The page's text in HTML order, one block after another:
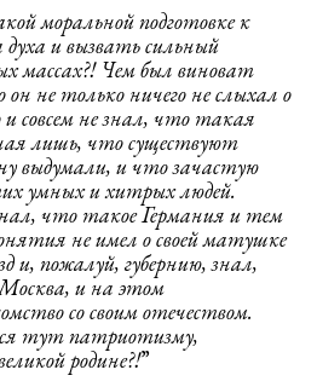
моральной подготовке к
и вызвать сильный
массах?! Чем был виноват
не только ничего не слыхал о
совсем не знал, что такая
лишь, что существуют
выдумали, и что зачастую
умных и хитрых людей.
что такое Германия и тем
не имел о своей матушке
и, пожалуй, губернию, знал,
и на этом
со своим отечеством.
тут патриотизму,
родине?!”